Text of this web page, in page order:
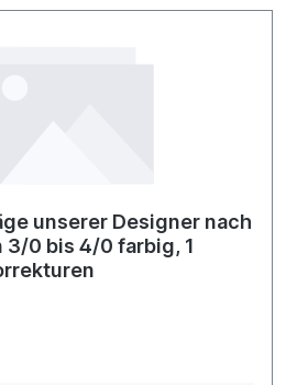
unserer Designer nach
3/0 bis 4/0 farbig, 1